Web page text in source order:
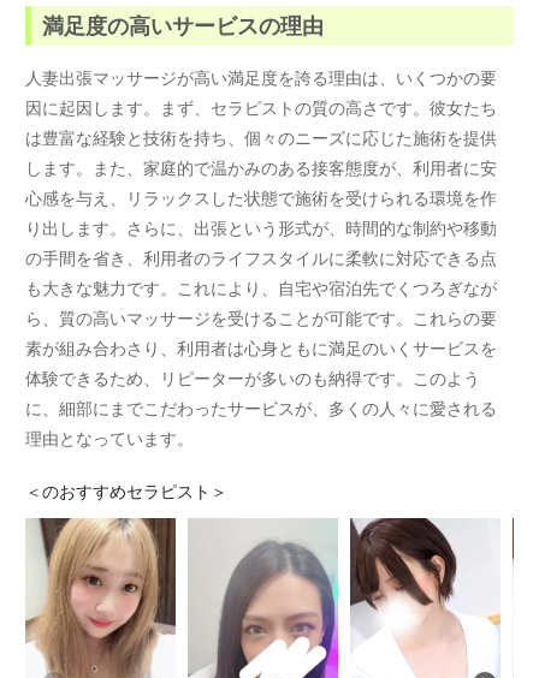
満足度の高いサービスの理由
人妻出張マッサージが高い満足度を誇る理由は、いくつかの要
因に起因します。まず、セラピストの質の高さです。彼女たち
は豊富な経験と技術を持ち、個々のニーズに応じた施術を提供
します。また、家庭的で温かみのある接客態度が、利用者に安
心感を与え、リラックスした状態で施術を受けられる環境を作
り出します。さらに、出張という形式が、時間的な制約や移動
の手間を省き、利用者のライフスタイルに柔軟に対応できる点
も大きな魅力です。これにより、自宅や宿泊先でくつろぎなが
ら、質の高いマッサージを受けることが可能です。これらの要
素が組み合わさり、利用者は心身ともに満足のいくサービスを
体験できるため、リピーターが多いのも納得です。このよう
に、細部にまでこだわったサービスが、多くの人々に愛される
理由となっています。
＜のおすすめセラピスト＞